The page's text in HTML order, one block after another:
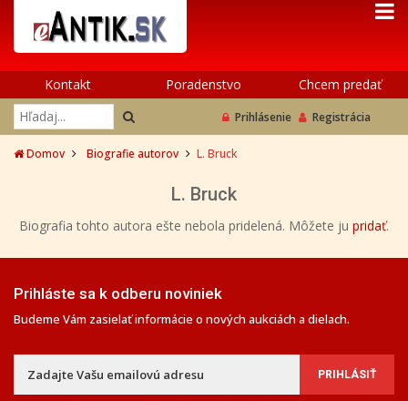
Kontakt Poradenstvo Chcem predať
Prihlásenie Registrácia
Domov Biografie autorov L. Bruck
L. Bruck
Biografia tohto autora ešte nebola pridelená. Môžete ju pridať.
Prihláste sa k odberu noviniek
Budeme Vám zasielať informácie o nových aukciách a dielach.